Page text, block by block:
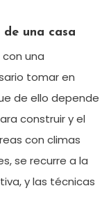
una casa
una
tomar en
de ello depende
construir y el
con climas
se recurre a la
y las técnicas